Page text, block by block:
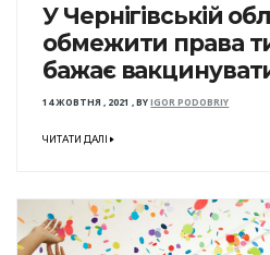
У Чернігівській
обмежити права
бажає
14 ЖОВТНЯ , 2021 ,BYIGOR PODOBRIY
ЧИТАТИ ДАЛІ